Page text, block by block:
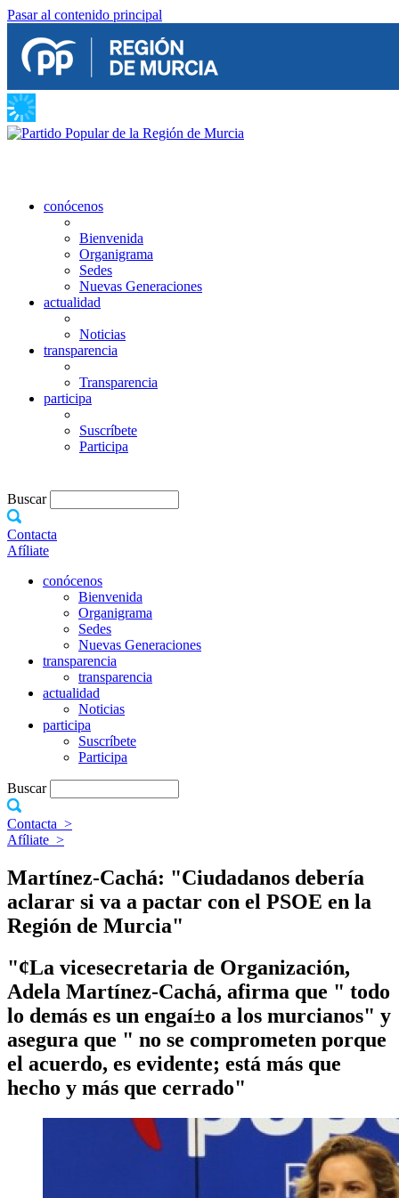
Pasar al contenido principal
conócenos
Bienvenida
Organigrama
Sedes
Nuevas Generaciones
actualidad
Noticias
transparencia
Transparencia
participa
Suscríbete
Participa
Buscar
Contacta
Afíliate
conócenos
Bienvenida
Organigrama
Sedes
Nuevas Generaciones
transparencia
transparencia
actualidad
Noticias
participa
Suscríbete
Participa
Buscar
Contacta >
Afíliate >
Martí­nez-Cachá: "Ciudadanos deberí­a
aclarar si va a pactar con el PSOE en la
Región de Murcia"
"¢La vicesecretaria de Organización,
Adela Martí­nez-Cachá, afirma que " todo
lo demás es un engaí±o a los murcianos" y
asegura que " no se comprometen porque
el acuerdo, es evidente; está más que
hecho y más que cerrado"